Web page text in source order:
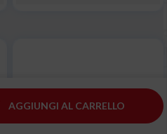
AGGIUNGI AL CARRELLO